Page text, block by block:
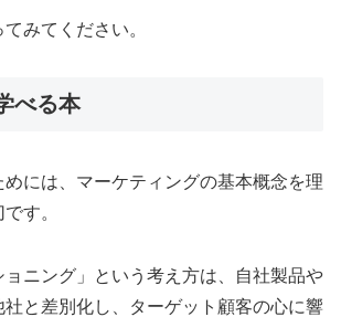
みてください。
べる本
には、マーケティングの基本概念を理
す。
ニング」という考え方は、自社製品や
と差別化し、ターゲット顧客の心に響